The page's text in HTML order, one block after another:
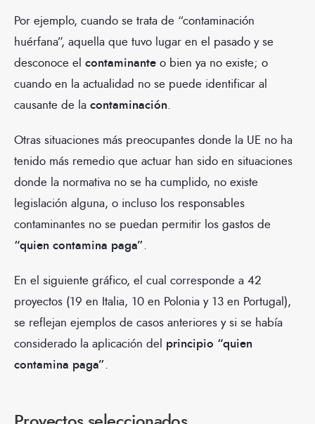
Por ejemplo, cuando se trata de “contaminación
huérfana”, aquella que tuvo lugar en el pasado y se
desconoce el contaminante o bien ya no existe; o
cuando en la actualidad no se puede identificar al
causante de la contaminación.
Otras situaciones más preocupantes donde la UE no ha
tenido más remedio que actuar han sido en situaciones
donde la normativa no se ha cumplido, no existe
legislación alguna, o incluso los responsables
contaminantes no se puedan permitir los gastos de
“quien contamina paga”.
En el siguiente gráfico, el cual corresponde a 42
proyectos (19 en Italia, 10 en Polonia y 13 en Portugal),
se reflejan ejemplos de casos anteriores y si se había
considerado la aplicación del principio “quien
contamina paga”.